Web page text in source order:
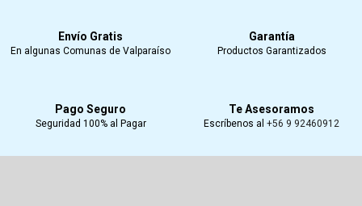
Envío Gratis
En algunas Comunas de Valparaíso
Garantía
Productos Garantizados
Pago Seguro
Seguridad 100% al Pagar
Te Asesoramos
Escríbenos al +56 9 92460912